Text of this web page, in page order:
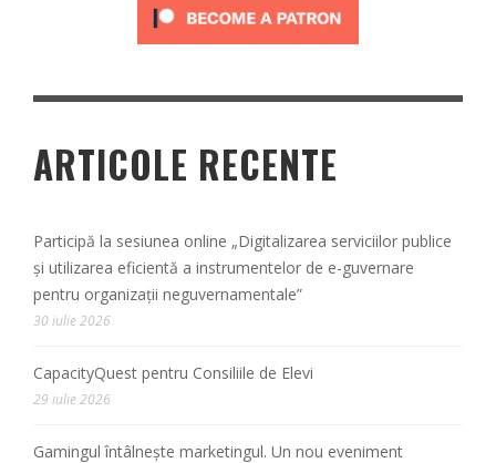
ARTICOLE RECENTE
Participă la sesiunea online „Digitalizarea serviciilor publice
și utilizarea eficientă a instrumentelor de e-guvernare
pentru organizații neguvernamentale”
30 iulie 2026
CapacityQuest pentru Consiliile de Elevi
29 iulie 2026
Gamingul întâlnește marketingul. Un nou eveniment